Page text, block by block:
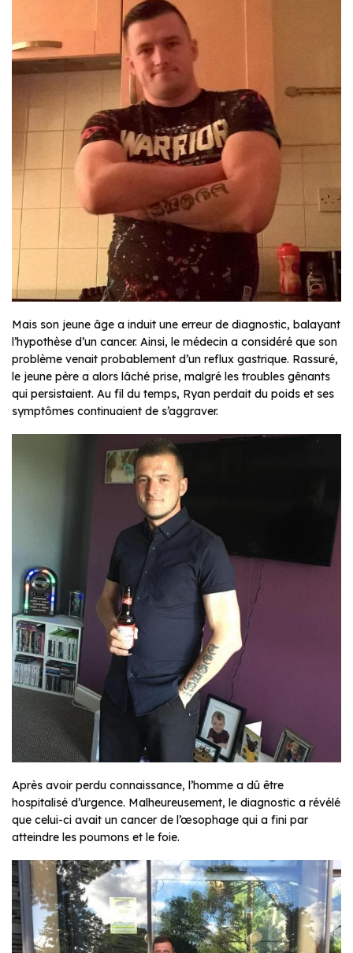
Mais son jeune âge a induit une erreur de diagnostic, balayant
l’hypothèse d’un cancer. Ainsi, le médecin a considéré que son
problème venait probablement d’un reflux gastrique. Rassuré,
le jeune père a alors lâché prise, malgré les troubles gênants
qui persistaient. Au fil du temps, Ryan perdait du poids et ses
symptômes continuaient de s’aggraver.
Après avoir perdu connaissance, l’homme a dû être
hospitalisé d’urgence. Malheureusement, le diagnostic a révélé
que celui-ci avait un cancer de l’œsophage qui a fini par
atteindre les poumons et le foie.